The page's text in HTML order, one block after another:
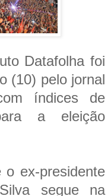
Datafolha foi
(10) pelo jornal
índices de
a eleição
ex-presidente
segue na